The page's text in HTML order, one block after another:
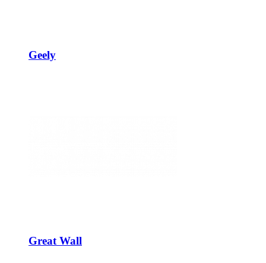
Geely
Great Wall